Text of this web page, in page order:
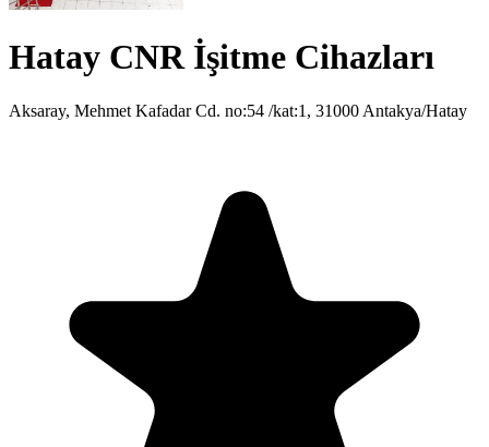
Hatay CNR İşitme Cihazları
Aksaray, Mehmet Kafadar Cd. no:54 /kat:1, 31000 Antakya/Hatay